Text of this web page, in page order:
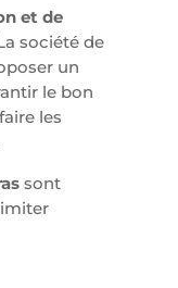
et de
société de
un
le bon
les
sont